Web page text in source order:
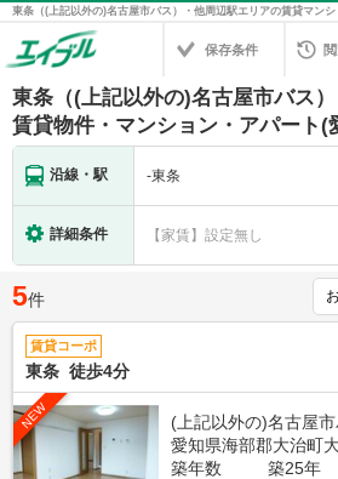
保存条件
東条（(上記以外の)名古屋市バス
賃貸物件・マンション・アパート(
沿線・駅 -東条
詳細条件 【家賃】設定無し
5件
賃貸コーポ
東条 徒歩4分
NEW
(上記以外の)名古屋
愛知県海部郡大治町
築年数
築25年